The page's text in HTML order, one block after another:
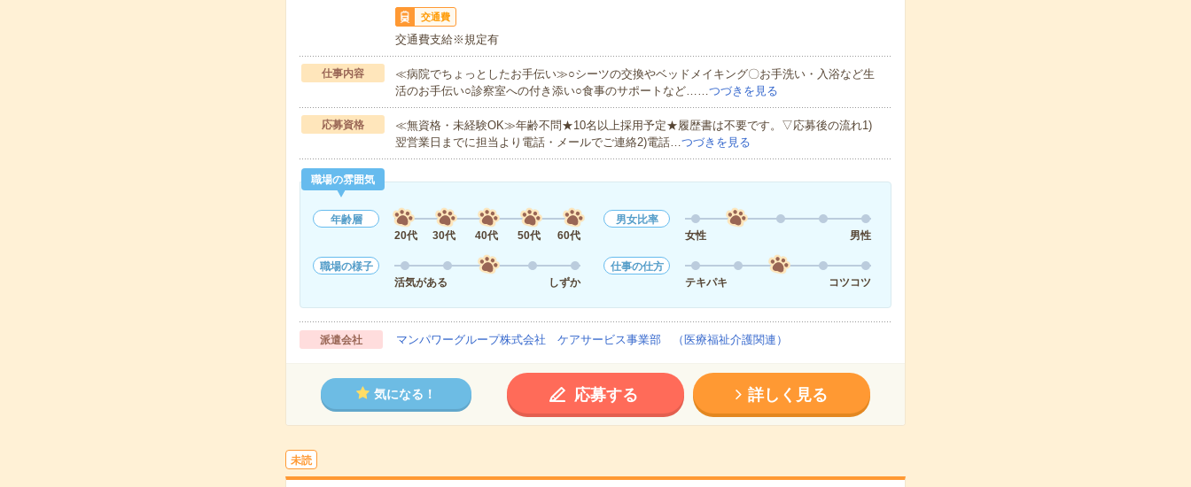
交通費
交通費支給※規定有
仕事内容
≪病院でちょっとしたお手伝い≫○シーツの交換やベッドメイキング〇お手洗い・入浴など生
活のお手伝い○診察室への付き添い○食事のサポートなど……つづきを見る
応募資格
≪無資格・未経験OK≫年齢不問★10名以上採用予定★履歴書は不要です。▽応募後の流れ1)
翌営業日までに担当より電話・メールでご連絡2)電話…つづきを見る
職場の雰囲気
年齢層
20代
30代 40代 50代 60代
男女比率
女性
男性
職場の様子
活気がある
しずか
仕事の仕方
テキパキ
コツコツ
派遣会社 マンパワーグループ株式会社 ケアサービス事業部 （医療福祉介護関連）
気になる！ 応募する 詳しく見る
未読